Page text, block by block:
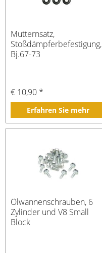
Mutternsatz,
Stoßdämpferbefestigung,
Bj.67-73
€ 10,90 *
Erfahren Sie mehr
Ölwannenschrauben, 6
Zylinder und V8 Small
Block